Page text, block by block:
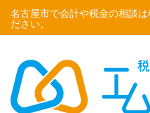
名古屋市で会計や税金の相談
ださい。